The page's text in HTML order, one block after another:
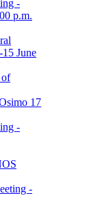
-
p.m.
June
of
17
-
-